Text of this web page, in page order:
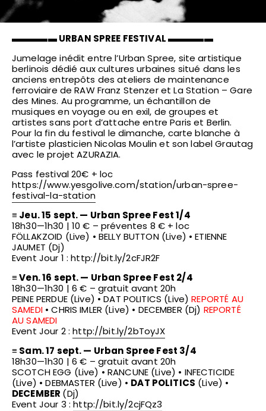
▬▬▬▬▬ URBAN SPREE FESTIVAL ▬▬▬▬▬
Jumelage inédit entre l’Urban Spree, site artistique
berlinois dédié aux cultures urbaines situé dans les
anciens entrepôts des ateliers de maintenance
ferroviaire de RAW Franz Stenzer et La Station – Gare
des Mines. Au programme, un échantillon de
musiques en voyage ou en exil, de groupes et
artistes sans port d’attache entre Paris et Berlin.
Pour la fin du festival le dimanche, carte blanche à
l’artiste plasticien Nicolas Moulin et son label Grautag
avec le projet AZURAZIA.
Pass festival 20€ + loc
https://www.yesgolive.com/station/urban-spree-
festival-la-station
≡ Jeu. 15 sept. — Urban Spree Fest 1/4
18h30—1h30 | 10 € – préventes 8 € + loc
FÖLLAKZOID (Live) • BELLY BUTTON (Live) • ETIENNE
JAUMET (Dj)
Event Jour 1 :http://bit.ly/2cFJR2F
≡ Ven. 16 sept. — Urban Spree Fest 2/4
18h30—1h30 | 6 € – gratuit avant 20h
PEINE PERDUE (Live) • DAT POLITICS (Live)REPORTÉ AU
SAMEDI• CHRIS IMLER (Live) • DECEMBER (Dj) REPORTÉ
AU SAMEDI
Event Jour 2 :http://bit.ly/2bToyJX
≡ Sam. 17 sept. — Urban Spree Fest 3/4
18h30—1h30 | 6 € – gratuit avant 20h
SCOTCH EGG (Live) • RANCUNE (Live) • INFECTICIDE
(Live) • DEBMASTER (Live) • DAT POLITICS (Live) •
DECEMBER (Dj)
Event Jour 3 :http://bit.ly/2cjFQz3